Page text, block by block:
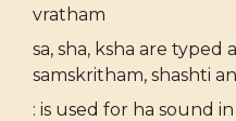
vratham
sa, sha, ksha are typed
samskritham, shashti
: is used for ha sound